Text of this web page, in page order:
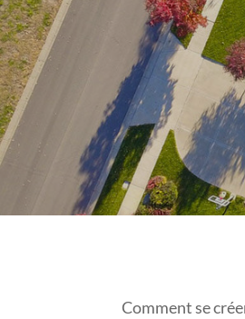
Comment se